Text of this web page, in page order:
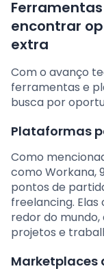
encontrar
extra
Com o avanço
ferramentas e
busca por
Plataformas
Como
como Workana,
pontos de
freelancing.
redor do
projetos e
Marketplaces